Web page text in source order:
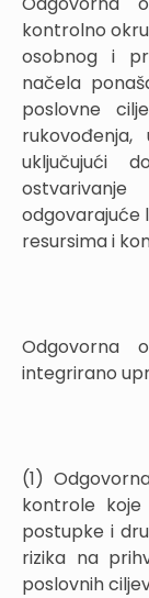
kontrolno
osobnog i
načela
poslovne
rukovođenja,
uključujući
odgovarajuće
resursima i
Odgovorna
integrirano
(1)
kontrole koje
postupke i
rizika na
poslovnih